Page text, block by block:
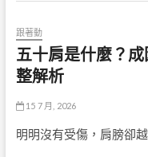
跟著動
五十肩是什麼？
整解析
15 7 月, 2026
明明沒有受傷，肩膀卻